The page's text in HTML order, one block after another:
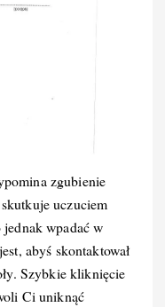
zgubienie
uczuciem
wpadać w
abyś skontaktował
Szybkie kliknięcie
Ci uniknąć